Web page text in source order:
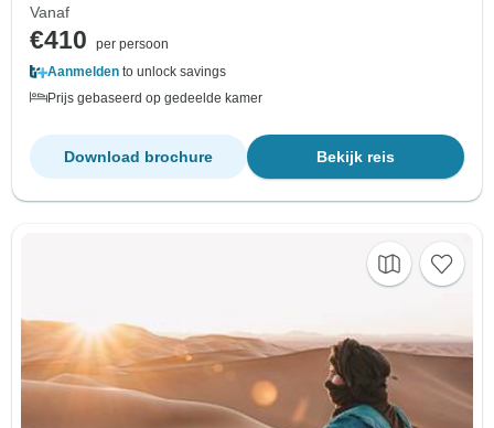
Vanaf
€410
per persoon
Aanmelden to unlock savings
Prijs gebaseerd op gedeelde kamer
Bekijk reis
Download brochure